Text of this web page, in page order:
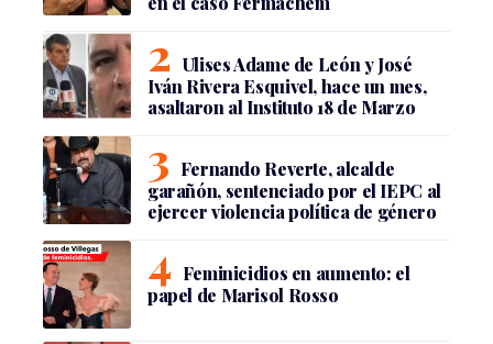
Ulises Adame de León y José
Iván Rivera Esquivel, hace un mes,
asaltaron al Instituto 18 de Marzo
Fernando Reverte, alcalde
garañón, sentenciado por el IEPC al
ejercer violencia política de género
Feminicidios en aumento: el
papel de Marisol Rosso